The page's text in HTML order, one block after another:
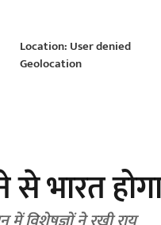
Location: User denied
Geolocation
भारत